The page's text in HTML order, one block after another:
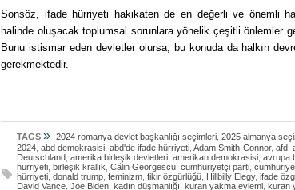
Sonsöz, ifade hürriyeti hakikaten de en değerli ve önemli
halinde oluşacak toplumsal sorunlara yönelik çeşitli önlemler
Bunu istismar eden devletler olursa, bu konuda da halkın
gerekmektedir.
TAGS » 2024 romanya devlet başkanlığı seçimleri 2025 almanya
2024 abd demokrasisi abd'de ifade hürriyeti Adam Smith-Connor, afd
Deutschland amerika birleşik devletleri amerikan demokrasisi avrupa
hürriyeti birleşik krallık Călin Georgescu cumhuriyetçi parti
hürriyeti donald trump feminizm fikir özgürlüğü Hillbilly Elegy, ifade
David Vance Joe Biden kadın düşmanlığı kuran yakma eylemi kuran